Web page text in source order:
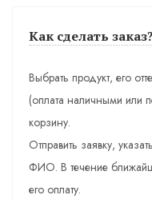
Как сделать заказ?
Выбрать продукт, его
(оплата наличными или
корзину.
Отправить заявку,
ФИО. В течение
его оплату.